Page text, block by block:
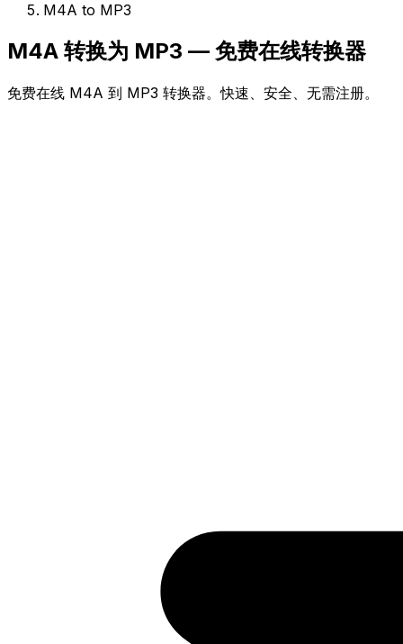
M4A to MP3
M4A 转换为 MP3 — 免费在线转换器
免费在线 M4A 到 MP3 转换器。快速、安全、无需注册。